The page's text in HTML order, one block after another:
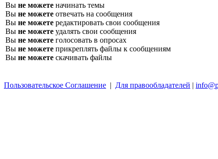
Вы не можете начинать темы
Вы не можете отвечать на сообщения
Вы не можете редактировать свои сообщения
Вы не можете удалять свои сообщения
Вы не можете голосовать в опросах
Вы не можете прикреплять файлы к сообщениям
Вы не можете скачивать файлы
Пользовательское Соглашение | Для правообладателей |